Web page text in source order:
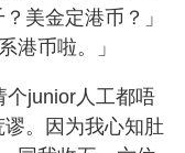
美金定港币？」
港币啦。」
个junior人工都唔
。因为我心知肚